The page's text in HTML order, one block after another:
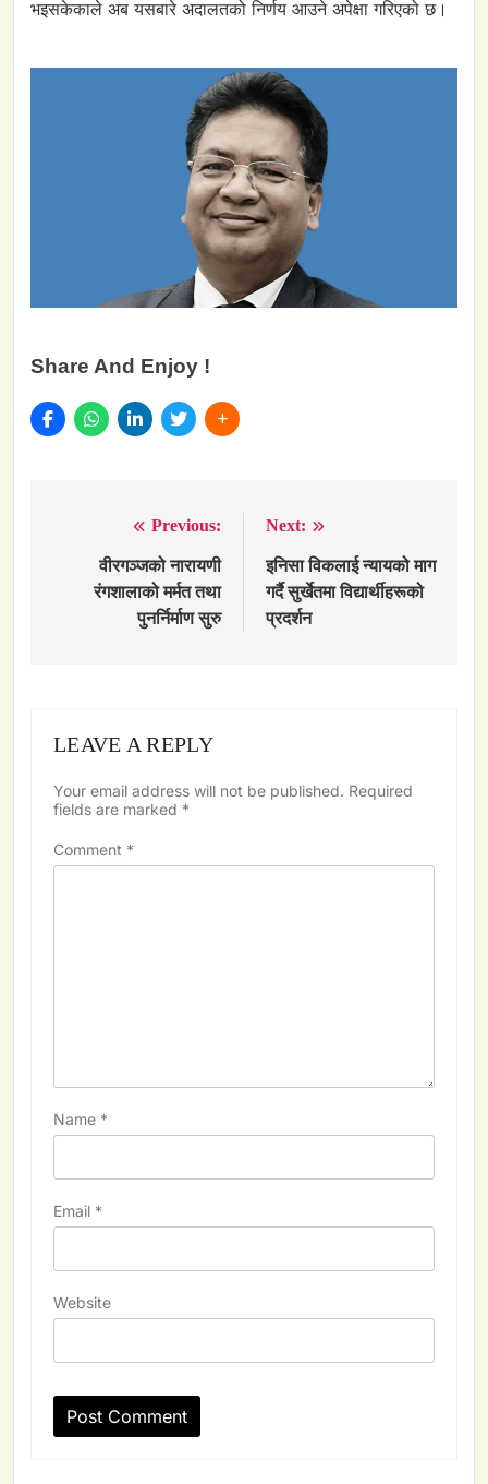
भइसकेकाले अब यसबारे अदालतको निर्णय आउने अपेक्षा गरिएको छ।
Share And Enjoy !
navigation
Previous:
वीरगञ्जको नारायणी
रंगशालाको मर्मत तथा
पुनर्निर्माण सुरु
Next:
इनिसा विकलाई न्यायको माग
गर्दै सुर्खेतमा विद्यार्थीहरूको
प्रदर्शन
LEAVE A REPLY
Your email address will not be published. Required
fields are marked *
Comment *
Name *
Email *
Website